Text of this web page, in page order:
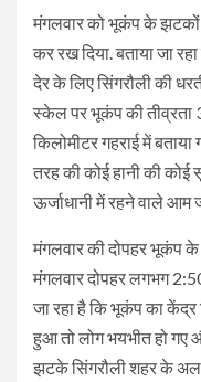
मंगलवार को भूकंप के झटकों
कर रख दिया. बताया जा
देर के लिए सिंगरौली की
स्केल पर भूकंप की तीव्रता
किलोमीटर गहराई में
तरह की कोई हानी की
ऊर्जाधानी में रहने वाले आम
मंगलवार की दोपहर भूकंप के
मंगलवार दोपहर लगभग
जा रहा है कि भूकंप का
हुआ तो लोग भयभीत हो
झटके सिंगरौली शहर के